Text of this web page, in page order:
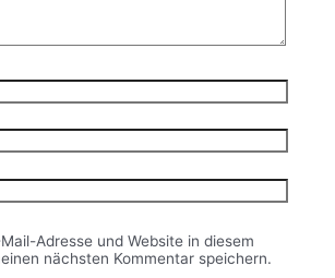
Adresse und Website in diesem
nächsten Kommentar speichern.